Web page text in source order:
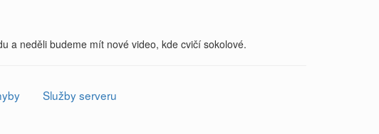
a neděli budeme mít nové video, kde cvičí sokolové.
Služby serveru